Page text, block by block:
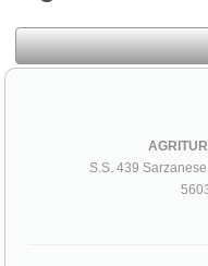
S.S. 439